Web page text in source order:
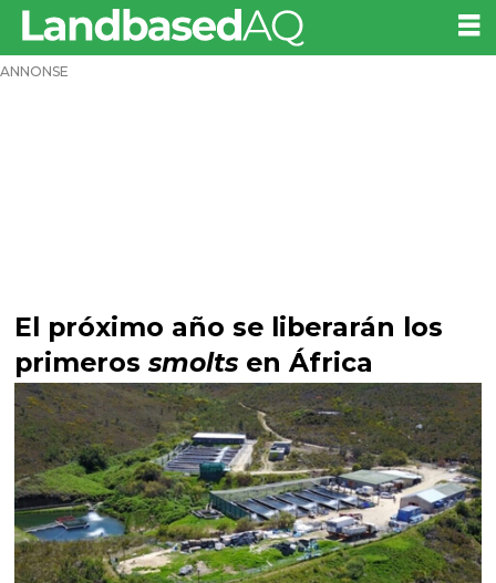
ANNONSE
El próximo año se liberarán los
primerossmolts en África